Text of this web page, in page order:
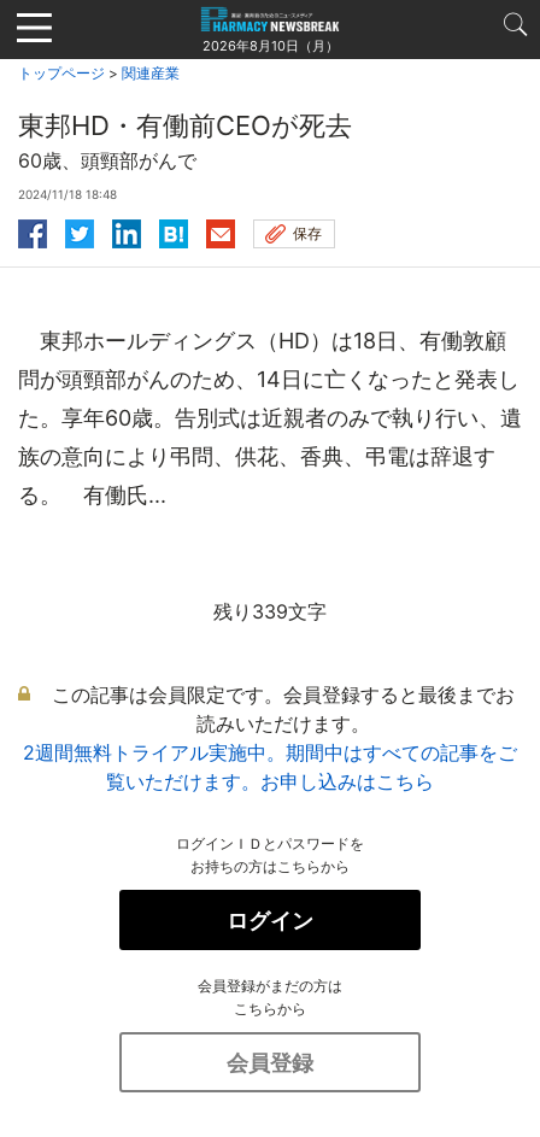
Jump
to
navigation
2026年8月10日（月）
トップページ > 関連産業
東邦HD・有働前CEOが死去
60歳、頭頸部がんで
2024/11/18 18:48
保存
東邦ホールディングス（HD）は18日、有働敦顧
問が頭頸部がんのため、14日に亡くなったと発表し
た。享年60歳。告別式は近親者のみで執り行い、遺
族の意向により弔問、供花、香典、弔電は辞退す
る。 有働氏...
残り339文字
この記事は会員限定です。会員登録すると最後までお
読みいただけます。
2週間無料トライアル実施中。期間中はすべての記事をご
覧いただけます。お申し込みはこちら
ログインＩＤとパスワードを
お持ちの方はこちらから
ログイン
会員登録がまだの方は
こちらから
会員登録